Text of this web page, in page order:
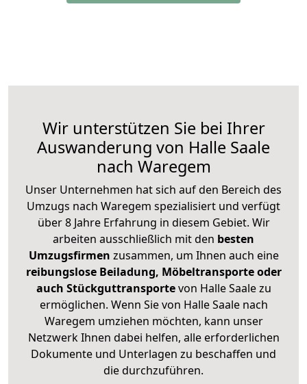
Wir unterstützen Sie bei Ihrer
Auswanderung von Halle Saale
nach Waregem
Unser Unternehmen hat sich auf den Bereich des
Umzugs nach Waregem spezialisiert und verfügt
über 8 Jahre Erfahrung in diesem Gebiet. Wir
arbeiten ausschließlich mit den besten
Umzugsfirmen zusammen, um Ihnen auch eine
reibungslose Beiladung, Möbeltransporte oder
auch Stückguttransportevon Halle Saale zu
ermöglichen. Wenn Sie von Halle Saale nach
Waregem umziehen möchten, kann unser
Netzwerk Ihnen dabei helfen, alle erforderlichen
Dokumente und Unterlagen zu beschaffen und
die durchzuführen.